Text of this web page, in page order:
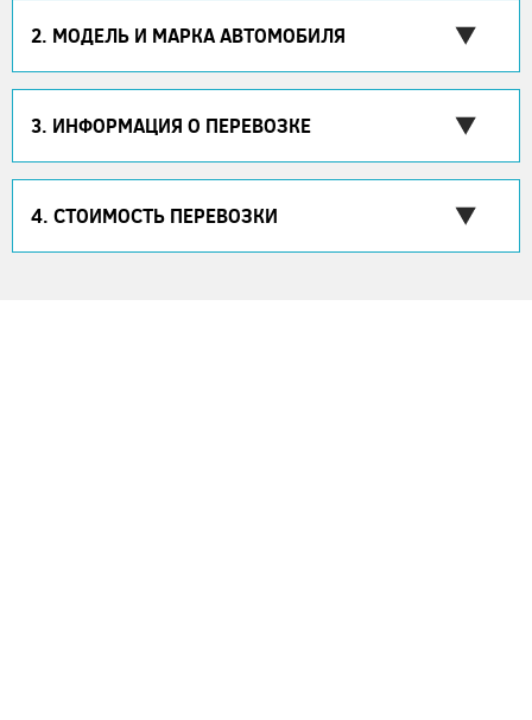
2. МОДЕЛЬ И МАРКА АВТОМОБИЛЯ
3. ИНФОРМАЦИЯ О ПЕРЕВОЗКЕ
4. СТОИМОСТЬ ПЕРЕВОЗКИ